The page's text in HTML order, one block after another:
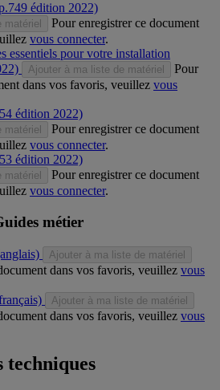
édition 2022)
Pour enregistrer ce document
vous connecter.
essentiels pour votre installation
Ajouter à ma liste de matériel
Pour
dans vos favoris, veuillez vous
édition 2022)
Pour enregistrer ce document
vous connecter.
édition 2022)
Pour enregistrer ce document
vous connecter.
métier
Ajouter à ma liste de matériel
dans vos favoris, veuillez vous
Ajouter à ma liste de matériel
dans vos favoris, veuillez vous
techniques